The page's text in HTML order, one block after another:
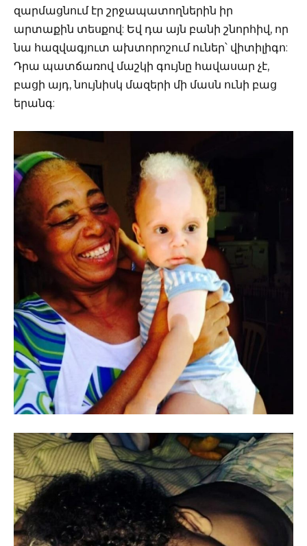
զարմացնում էր շրջապատողներին իր
արտաքին տեսքով: Եվ դա այն բանի շնորհիվ, որ
նա հազվագյուտ ախտորոշում ուներ՝ վիտիլիգո:
Դրա պատճառով մաշկի գույնը հավասար չէ,
բացի այդ, նույնիսկ մազերի մի մասն ունի բաց
երանգ: